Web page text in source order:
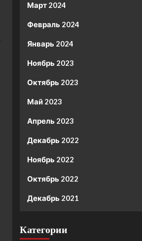
Март 2024
Февраль 2024
Январь 2024
Ноябрь 2023
Октябрь 2023
Май 2023
Апрель 2023
Декабрь 2022
Ноябрь 2022
Октябрь 2022
Декабрь 2021
Категории